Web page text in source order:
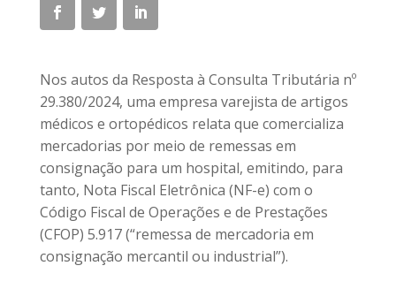
Nos autos da Resposta à Consulta Tributária nº
29.380/2024, uma empresa varejista de artigos
médicos e ortopédicos relata que comercializa
mercadorias por meio de remessas em
consignação para um hospital, emitindo, para
tanto, Nota Fiscal Eletrônica (NF-e) com o
Código Fiscal de Operações e de Prestações
(CFOP) 5.917 (“remessa de mercadoria em
consignação mercantil ou industrial”).